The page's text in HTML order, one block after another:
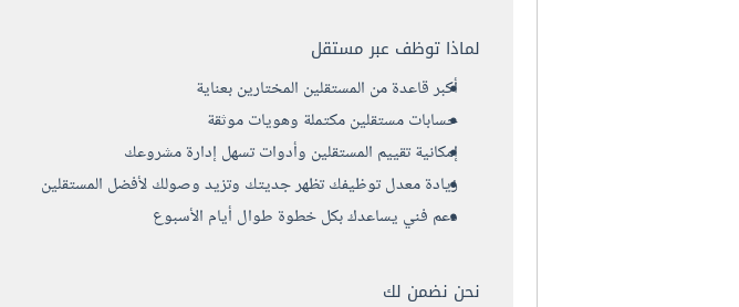
لماذا توظف عبر مستقل
أكبر قاعدة من المستقلين المختارين بعناية
حسابات مستقلين مكتملة وهويات موثقة
إمكانية تقييم المستقلين وأدوات تسهل إدارة مشروعك
زيادة معدل توظيفك تظهر جديتك وتزيد وصولك لأفضل المستقلين
دعم فني يساعدك بكل خطوة طوال أيام الأسبوع
نحن نضمن لك